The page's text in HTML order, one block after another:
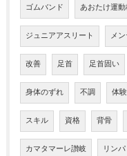
ゴムバンド あおたけ運
ジュニアアスリート メ
改善 足首 足首固い
身体のずれ 不調 体験
スキル 資格 背骨
カマタマーレ讃岐 リンパ